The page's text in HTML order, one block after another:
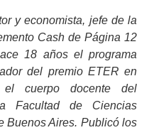
y economista, jefe de la
Cash de Página 12
18 años el programa
del premio ETER en
el cuerpo docente del
Facultad de Ciencias
Buenos Aires. Publicó los